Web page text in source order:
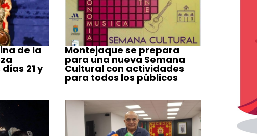
de la
21 y
Montejaque se prepara
para una nueva Semana
Cultural con actividades
para todos los públicos